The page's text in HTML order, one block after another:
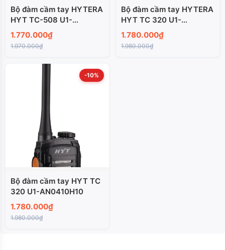
Bộ đàm cầm tay HYTERA
HYT TC-508 U1-
AN0425W04
1.770.000₫
1.970.000₫
Bộ đàm cầm tay HYTERA
HYT TC 320 U1-
AN0460H11
1.780.000₫
1.980.000₫
-10%
Bộ đàm cầm tay HYT TC
320 U1-AN0410H10
1.780.000₫
1.980.000₫